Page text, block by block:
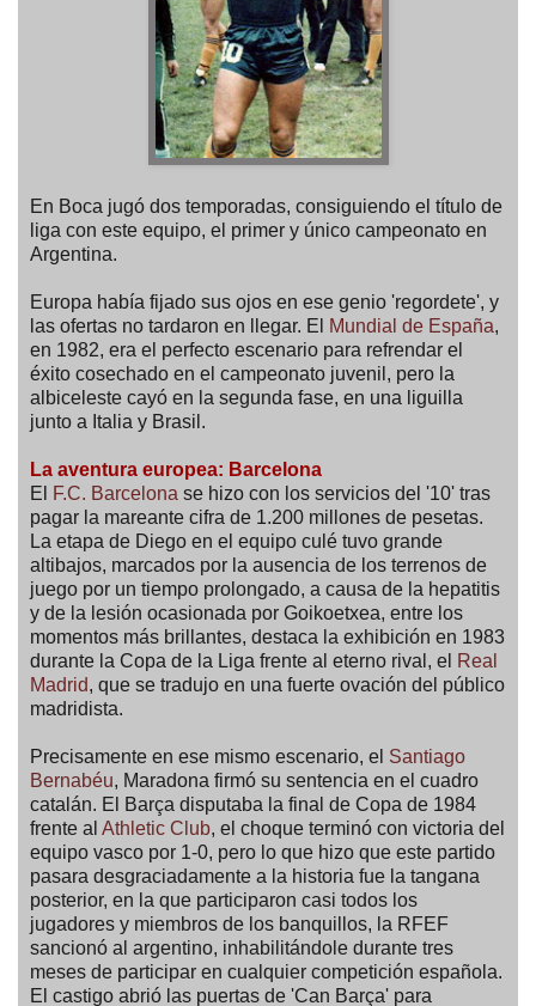
En Boca jugó dos temporadas, consiguiendo el título de
liga con este equipo, el primer y único campeonato en
Argentina.
Europa había fijado sus ojos en ese genio 'regordete', y
las ofertas no tardaron en llegar. El
Mundial de España,
en 1982, era el perfecto escenario para refrendar el
éxito cosechado en el campeonato juvenil, pero la
albiceleste cayó en la segunda fase, en una liguilla
junto a Italia y Brasil.
La aventura europea: Barcelona
El
F.C. Barcelona se hizo con los servicios del '10' tras
pagar la mareante cifra de 1.200 millones de pesetas.
La etapa de Diego en el equipo culé tuvo grande
altibajos, marcados por la ausencia de los terrenos de
juego por un tiempo prolongado, a causa de la hepatitis
y de la lesión ocasionada por Goikoetxea, entre los
momentos más brillantes, destaca la exhibición en 1983
durante la Copa de la Liga frente al eterno rival, el Real
Madrid, que se tradujo en una fuerte ovación del público
madridista.
Precisamente en ese mismo escenario, el Santiago
Bernabéu, Maradona firmó su sentencia en el cuadro
catalán. El Barça disputaba la final de Copa de 1984
frente al Athletic Club, el choque terminó con victoria del
equipo vasco por 1-0, pero lo que hizo que este partido
pasara desgraciadamente a la historia fue la tangana
posterior, en la que participaron casi todos los
jugadores y miembros de los banquillos, la RFEF
sancionó al argentino, inhabilitándole durante tres
meses de participar en cualquier competición española.
El castigo abrió las puertas de 'Can Barça' para